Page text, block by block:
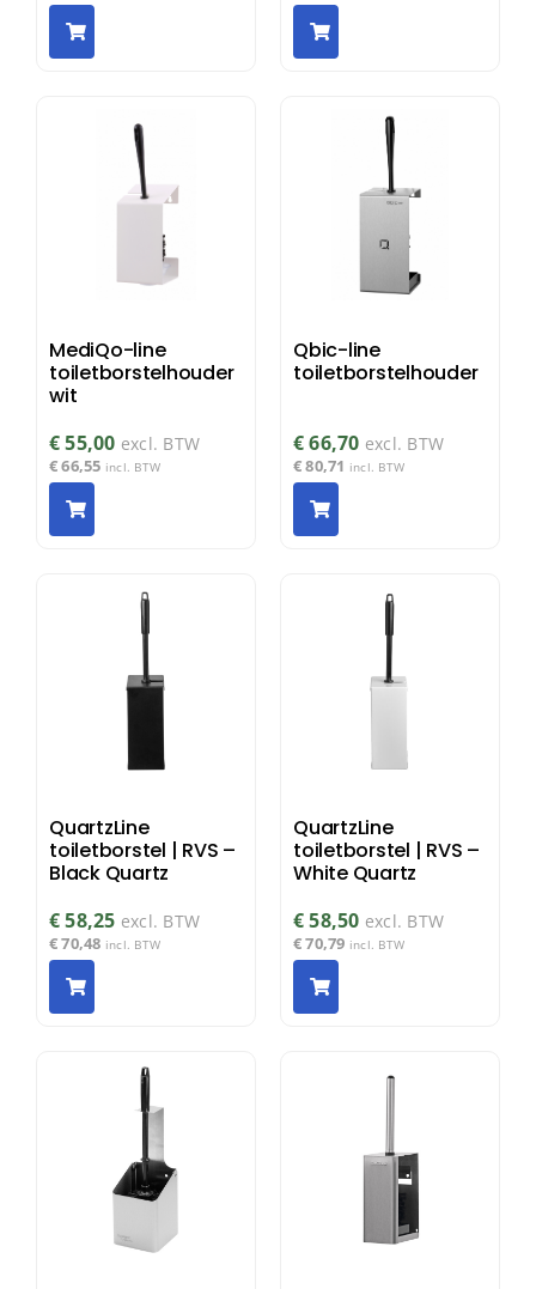
MediQo-line
toiletborstelhouder
wit
€55,00 excl. BTW
€66,55 incl. BTW
Qbic-line
toiletborstelhouder
€66,70 excl. BTW
€80,71 incl. BTW
QuartzLine
toiletborstel | RVS –
Black Quartz
€58,25 excl. BTW
€70,48 incl. BTW
QuartzLine
toiletborstel | RVS –
White Quartz
€58,50 excl. BTW
€70,79 incl. BTW